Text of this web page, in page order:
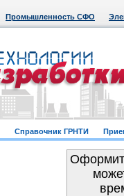
Промышленность СФО
Справочник ГРНТИ